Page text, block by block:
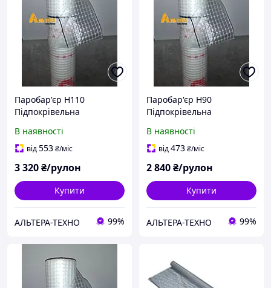
Паробар'єр Н110
Підпокрівельна
Juta
В наявності
від553₴/міс
3 320₴/рулон
Купити
АЛЬТЕРА-ТЕХНО 99%
Паробар'єр Н90
Підпокрівельна
Juta
В наявності
від473₴/міс
2 840₴/рулон
Купити
АЛЬТЕРА-ТЕХНО 99%